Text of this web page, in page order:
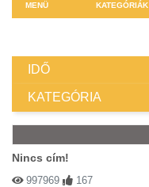
MENÜ KATEGÓRIÁK
IDŐ
KATEGÓRIA
Nincs cím!
997969 167